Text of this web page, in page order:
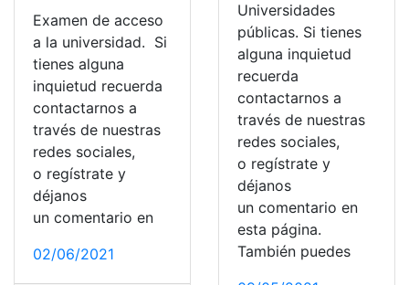
Examen de acceso
a la universidad. Si
tienes alguna
inquietud recuerda
contactarnos a
través de nuestras
redes sociales,
o regístrate y
déjanos
un comentario en
02/06/2021
Universidades
públicas. Si tienes
alguna inquietud
recuerda
contactarnos a
través de nuestras
redes sociales,
o regístrate y
déjanos
un comentario en
esta página.
También puedes